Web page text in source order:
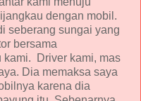
dengan mobil.
seberang sungai yang
bersama
kami. Driver kami, mas
Dia memaksa saya
karena dia